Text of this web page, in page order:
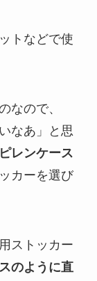
トなどで使
なので、
なあ」と思
レンケース
カーを選び
ストッカー
のように直